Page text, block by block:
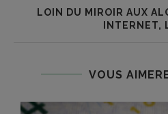
LOIN DU MIROIR AUX
INTERNET,
VOUS